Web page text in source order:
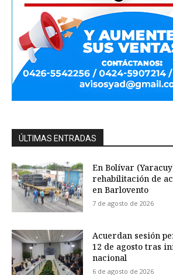
ÚLTIMAS ENTRADAS
En Bolívar
rehabilitación de
en Barlovento
7 de agosto de 2026
Acuerdan sesión
12 de agosto tras
nacional
6 de agosto de 2026